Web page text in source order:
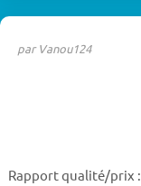
par Vanou124
Rapport qualité/prix :